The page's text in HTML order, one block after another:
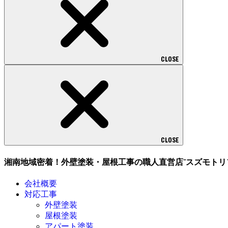
CLOSE
CLOSE
湘南地域密着！外壁塗装・屋根工事の職人直営店⁻スズモト
会社概要
対応工事
外壁塗装
屋根塗装